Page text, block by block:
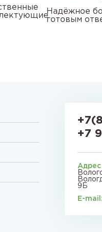
Надёжное
готовым
+7
Адрес
9Б
E-mail: